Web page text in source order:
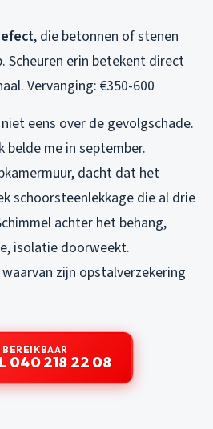
, die betonnen of stenen
Scheuren erin betekent direct
Vervanging: €350-600
eens over de gevolgschade.
me in september.
dacht dat het
schoorsteenlekkage die al drie
achter het behang,
isolatie doorweekt.
zijn opstalverzekering
BEREIKBAAR
040 218 22 08